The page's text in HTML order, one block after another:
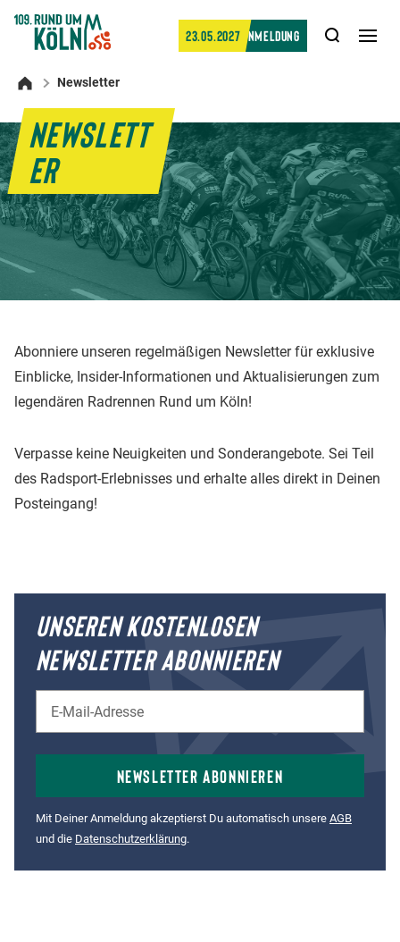
23.05.2027 Anmeldung Suche
Startseite
Newsletter
NEWSLETT
ER
Abonniere unseren regelmäßigen Newsletter für exklusive
Einblicke, Insider-Informationen und Aktualisierungen zum
legendären Radrennen Rund um Köln!
Verpasse keine Neuigkeiten und Sonderangebote. Sei Teil
des Radsport-Erlebnisses und erhalte alles direkt in Deinen
Posteingang!
UNSEREN KOSTENLOSEN
NEWSLETTER ABONNIEREN
Newsletter abonnieren
Mit Deiner Anmeldung akzeptierst Du automatisch unsere AGB
und die Datenschutzerklärung.